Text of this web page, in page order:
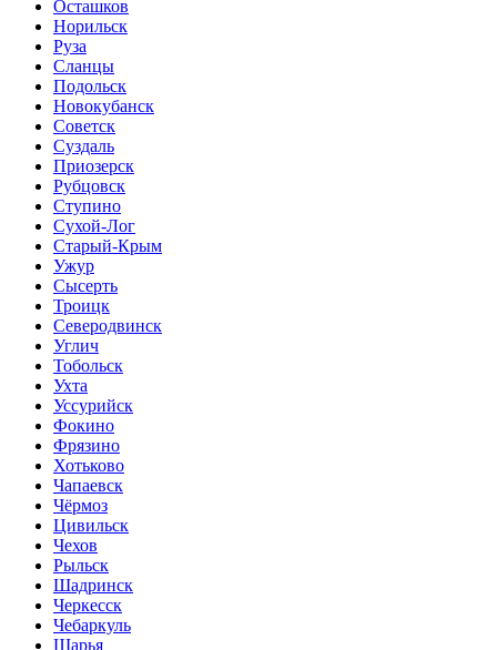
Осташков
Норильск
Руза
Сланцы
Подольск
Новокубанск
Советск
Суздаль
Приозерск
Рубцовск
Ступино
Сухой-Лог
Старый-Крым
Ужур
Сысерть
Троицк
Северодвинск
Углич
Тобольск
Ухта
Уссурийск
Фокино
Фрязино
Хотьково
Чапаевск
Чёрмоз
Цивильск
Чехов
Рыльск
Шадринск
Черкесск
Чебаркуль
Шарья